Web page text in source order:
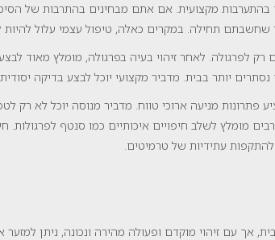
בהתערבות מקצועית. אם אתם מבחינים בהתרבות של
שחשבתם תחילה. במקרים כאלה, טיפול עצמי עלול
רק לפרגולה. לאחר זיהוי בעיה בפרגולה, מומלץ מאוד
יותר בבית. מדביר מקצועי יוכל לבצע בדיקה יסודית
פתרונות מניעה ארוכי טווח. מדביר מנוסה יוכל לא רק
מומלץ לשלב חיפויים איכותיים כמו סנטף
עתידיות של טרמיטים.
אך עם זיהוי מוקדם ופעולה מהירה ונכונה, ניתן